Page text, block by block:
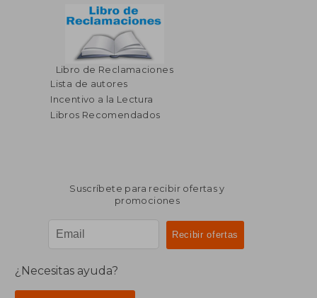
Libro de Reclamaciones
Lista de autores
Incentivo a la Lectura
Libros Recomendados
Suscríbete para recibir ofertas y
promociones
¿Necesitas ayuda?